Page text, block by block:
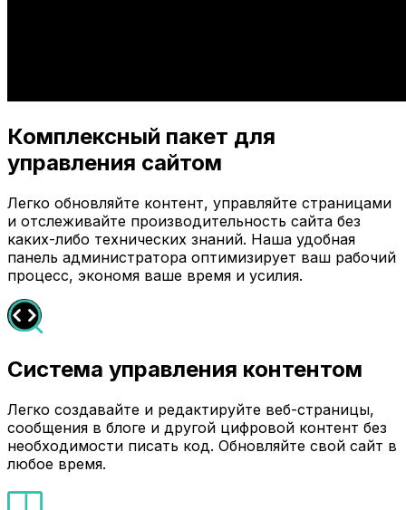
Комплексный пакет для
управления сайтом
Легко обновляйте контент, управляйте страницами
и отслеживайте производительность сайта без
каких-либо технических знаний. Наша удобная
панель администратора оптимизирует ваш рабочий
процесс, экономя ваше время и усилия.
Система управления контентом
Легко создавайте и редактируйте веб-страницы,
сообщения в блоге и другой цифровой контент без
необходимости писать код. Обновляйте свой сайт в
любое время.